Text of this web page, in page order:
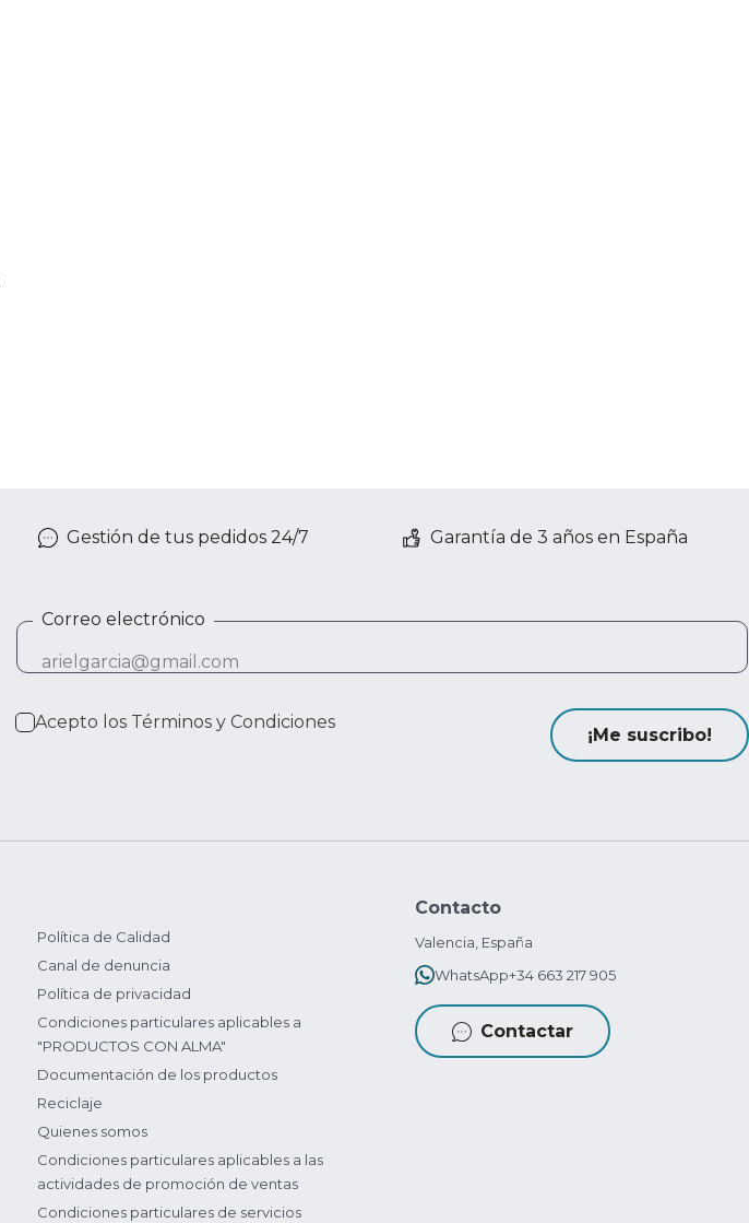
Gestión de tus pedidos 24/7 Garantía de 3 años en España
Correo electrónico
Acepto los Términos y Condiciones
¡Me suscribo!
Política de Calidad
Canal de denuncia
Política de privacidad
Condiciones particulares aplicables a
"PRODUCTOS CON ALMA"
Documentación de los productos
Reciclaje
Quienes somos
Condiciones particulares aplicables a las
actividades de promoción de ventas
Condiciones particulares de servicios
Contacto
Valencia, España
WhatsApp+34 663 217 905
Contactar